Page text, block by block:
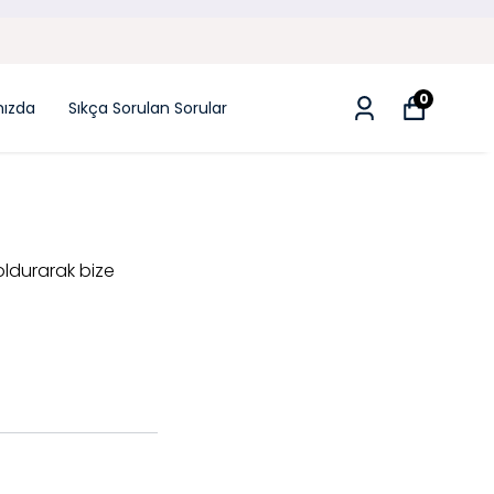
Sıkça Sorulan Sorular 0
bize